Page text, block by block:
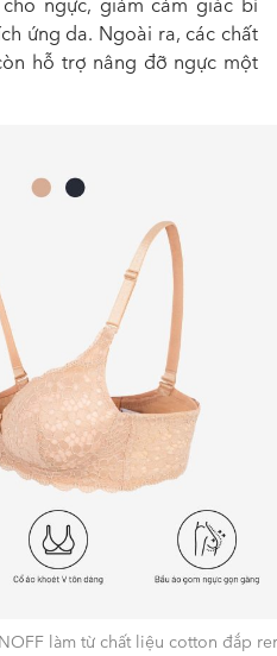
ứng da. Ngoài ra, các chất
hỗ trợ nâng đỡ ngực một
làm từ chất liệu cotton đắp